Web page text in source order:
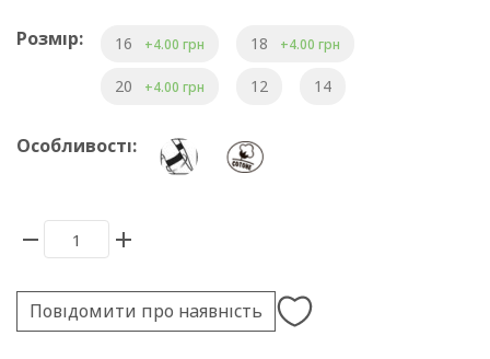
Розмір: 16 +4.00 грн 18 +4.00 грн
20 +4.00 грн 12 14
Особливості:
Повідомити про наявність